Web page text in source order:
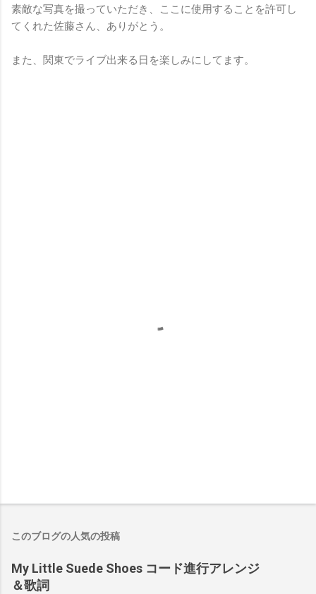
素敵な写真を撮っていただき、ここに使用することを許可し
てくれた佐藤さん、ありがとう。
また、関東でライブ出来る日を楽しみにしてます。
このブログの人気の投稿
My Little Suede Shoes コード進行アレンジ
＆歌詞